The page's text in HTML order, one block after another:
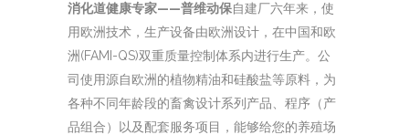
消化道健康专家——普维动保自建厂六年来，使
用欧洲技术，生产设备由欧洲设计，在中国和欧
洲(FAMI-QS)双重质量控制体系内进行生产。公
司使用源自欧洲的植物精油和硅酸盐等原料，为
各种不同年龄段的畜禽设计系列产品、程序（产
品组合）以及配套服务项目，能够给您的养殖场